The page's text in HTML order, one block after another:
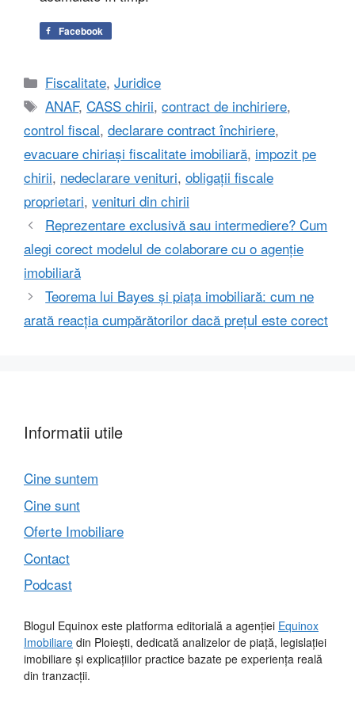
Facebook
Categorii
Fiscalitate,Juridice
Etichete
ANAF,CASS chirii,contract de inchiriere,
control fiscal, declarare contract închiriere,
evacuare chiriași fiscalitate imobiliară, impozit pe
chirii, nedeclarare venituri, obligații fiscale
proprietari, venituri din chirii
Reprezentare exclusivă sau intermediere? Cum
alegi corect modelul de colaborare cu o agenție
imobiliară
Teorema lui Bayes și piața imobiliară: cum ne
arată reacția cumpărătorilor dacă prețul este corect
Informatii utile
Cine suntem
Cine sunt
Oferte Imobiliare
Contact
Podcast
Blogul Equinox este platforma editorială a agenției Equinox
Imobiliare din Ploiești, dedicată analizelor de piață, legislației
imobiliare și explicațiilor practice bazate pe experiența reală
din tranzacții.